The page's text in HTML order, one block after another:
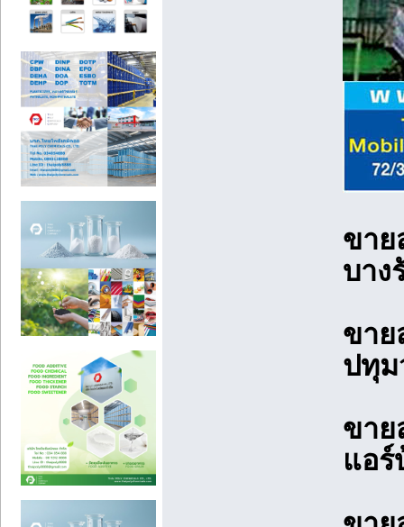
ขาย
บาง
ขาย
ปทุ
ขาย
แอร์